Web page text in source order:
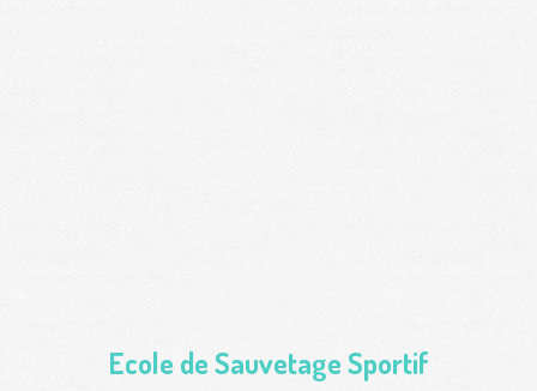
Ecole de Sauvetage Sportif